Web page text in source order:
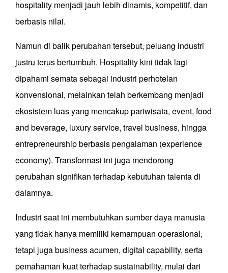
hospitality menjadi jauh lebih dinamis, kompetitif, dan
berbasis nilai.
Namun di balik perubahan tersebut, peluang industri
justru terus bertumbuh. Hospitality kini tidak lagi
dipahami semata sebagai industri perhotelan
konvensional, melainkan telah berkembang menjadi
ekosistem luas yang mencakup pariwisata, event, food
and beverage, luxury service, travel business, hingga
entrepreneurship berbasis pengalaman (experience
economy). Transformasi ini juga mendorong
perubahan signifikan terhadap kebutuhan talenta di
dalamnya.
Industri saat ini membutuhkan sumber daya manusia
yang tidak hanya memiliki kemampuan operasional,
tetapi juga business acumen, digital capability, serta
pemahaman kuat terhadap sustainability, mulai dari